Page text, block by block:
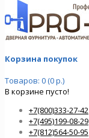
Корзина покупок
Товаров: 0 (0 р.)
В корзине пусто!
+7(800)333-27-42
+7(495)199-08-29
+7(812)564-50-95